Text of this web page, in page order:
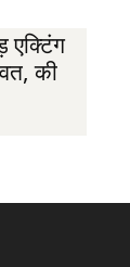
एक्टिंग
की